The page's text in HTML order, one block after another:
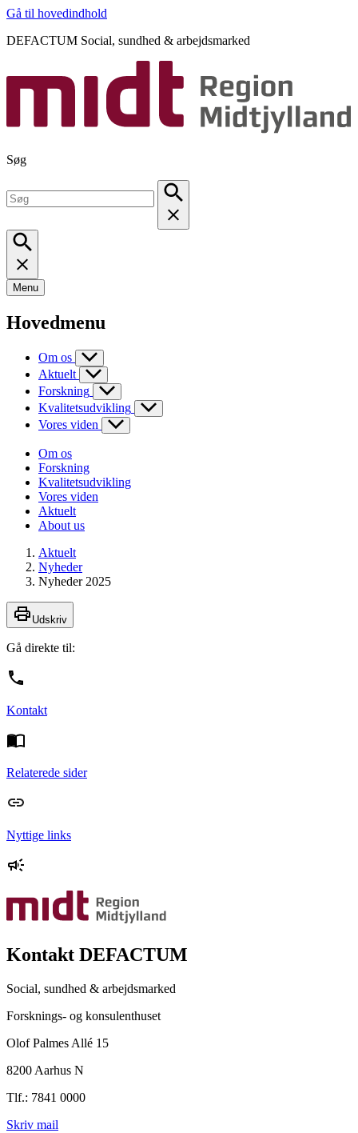
Gå til hovedindhold
DEFACTUM Social, sundhed & arbejdsmarked
Søg
Menu
Hovedmenu
Om os
Aktuelt
Forskning
Kvalitetsudvikling
Vores viden
Om os
Forskning
Kvalitetsudvikling
Vores viden
Aktuelt
About us
Aktuelt
Nyheder
Nyheder 2025
Udskriv
Gå direkte til:
Kontakt
Relaterede sider
Nyttige links
Kontakt DEFACTUM
Social, sundhed & arbejdsmarked
Forsknings- og konsulenthuset
Olof Palmes Allé 15
8200 Aarhus N
Tlf.: 7841 0000
Skriv mail